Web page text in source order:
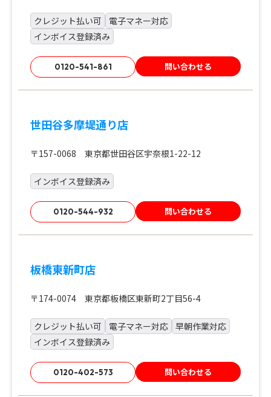
クレジット払い可
電子マネー対応
インボイス登録済み
0120-541-861 問い合わせる
世田谷多摩堤通り店
〒157-0068 東京都世田谷区宇奈根1-22-12
インボイス登録済み
0120-544-932 問い合わせる
板橋東新町店
〒174-0074 東京都板橋区東新町2丁目56-4
クレジット払い可 電子マネー対応 早朝作業対応
インボイス登録済み
0120-402-573 問い合わせる